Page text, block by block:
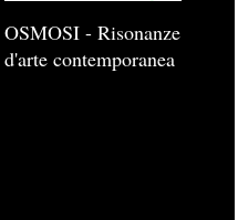
OSMOSI - Risonanze
d'arte contemporanea